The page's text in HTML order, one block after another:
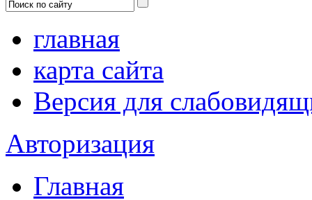
главная
карта сайта
Версия для
Авторизация
Главная